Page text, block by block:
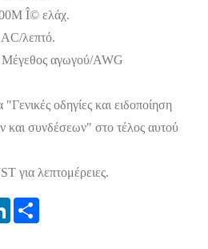
Î© ελάχ.
λεπτό.
αγωγού/AWG
οδηγίες και ειδοποίηση
και συνδέσεων" στο τέλος αυτού
για λεπτομέρειες.
LinkedIn